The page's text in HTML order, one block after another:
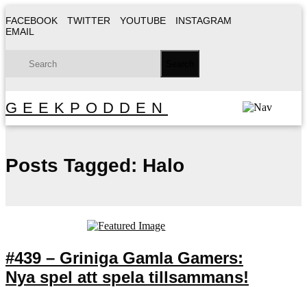
FACEBOOK TWITTER YOUTUBE
INSTAGRAM
EMAIL
GEEKPODDEN
Posts Tagged: Halo
#439 – Griniga Gamla Gamers:
Nya spel att spela tillsammans!